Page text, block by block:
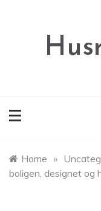
Home »
boligen, designet og